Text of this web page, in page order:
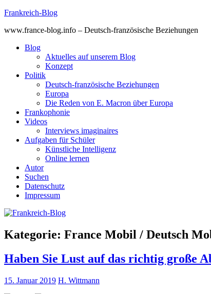
Skip
content
Frankreich-Blog
www.france-blog.info – Deutsch-französische Beziehungen
Blog
Aktuelles auf unserem Blog
Konzept
Politik
Deutsch-französische Beziehungen
Europa
Die Reden von E. Macron über Europa
Frankophonie
Videos
Interviews imaginaires
Aufgaben für Schüler
Künstliche Intelligenz
Online lernen
Autor
Suchen
Datenschutz
Impressum
Kategorie: France Mobil / Deutsch
Haben Sie Lust auf das richtig große
15. Januar 2019 H. Wittmann